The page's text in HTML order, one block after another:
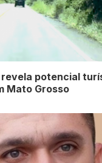
revela potencial
Mato Grosso